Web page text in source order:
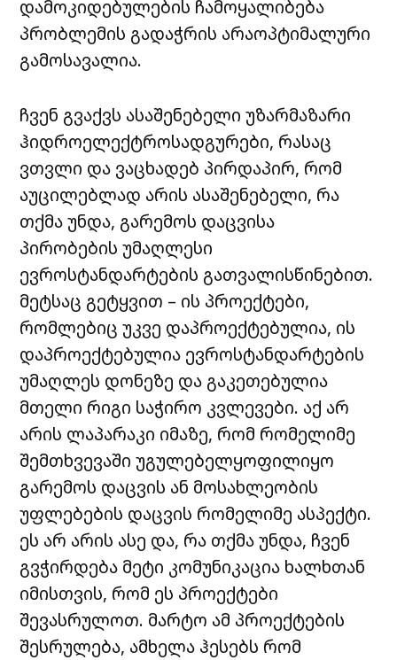
დამოკიდებულების ჩამოყალიბება
პრობლემის გადაჭრის არაოპტიმალური
გამოსავალია.
ჩვენ გვაქვს ასაშენებელი უზარმაზარი
ჰიდროელექტროსადგურები, რასაც
ვთვლი და ვაცხადებ პირდაპირ, რომ
აუცილებლად არის ასაშენებელი, რა
თქმა უნდა, გარემოს დაცვისა
პირობების უმაღლესი
ევროსტანდარტების გათვალისწინებით.
მეტსაც გეტყვით – ის პროექტები,
რომლებიც უკვე დაპროექტებულია, ის
დაპროექტებულია ევროსტანდარტების
უმაღლეს დონეზე და გაკეთებულია
მთელი რიგი საჭირო კვლევები. აქ არ
არის ლაპარაკი იმაზე, რომ რომელიმე
შემთხვევაში უგულებელყოფილიყო
გარემოს დაცვის ან მოსახლეობის
უფლებების დაცვის რომელიმე ასპექტი.
ეს არ არის ასე და, რა თქმა უნდა, ჩვენ
გვჭირდება მეტი კომუნიკაცია ხალხთან
იმისთვის, რომ ეს პროექტები
შევასრულოთ. მარტო ამ პროექტების
შესრულება, ამხელა ჰესებს რომ